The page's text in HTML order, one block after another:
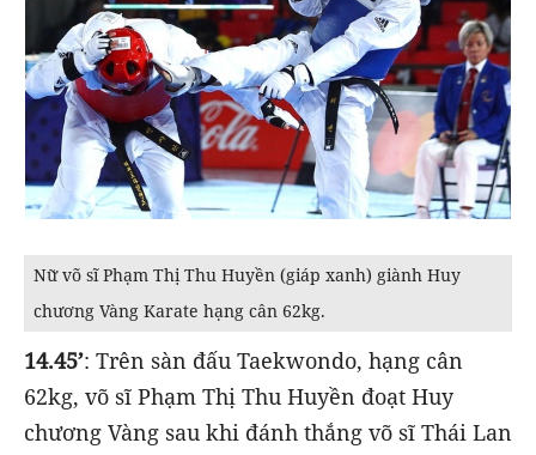
Nữ võ sĩ Phạm Thị Thu Huyền (giáp xanh) giành Huy
chương Vàng Karate hạng cân 62kg.
14.45’: Trên sàn đấu Taekwondo, hạng cân
62kg, võ sĩ Phạm Thị Thu Huyền đoạt Huy
chương Vàng sau khi đánh thắng võ sĩ Thái Lan